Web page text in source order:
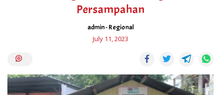
Persampahan
admin-Regional
July 11, 2023